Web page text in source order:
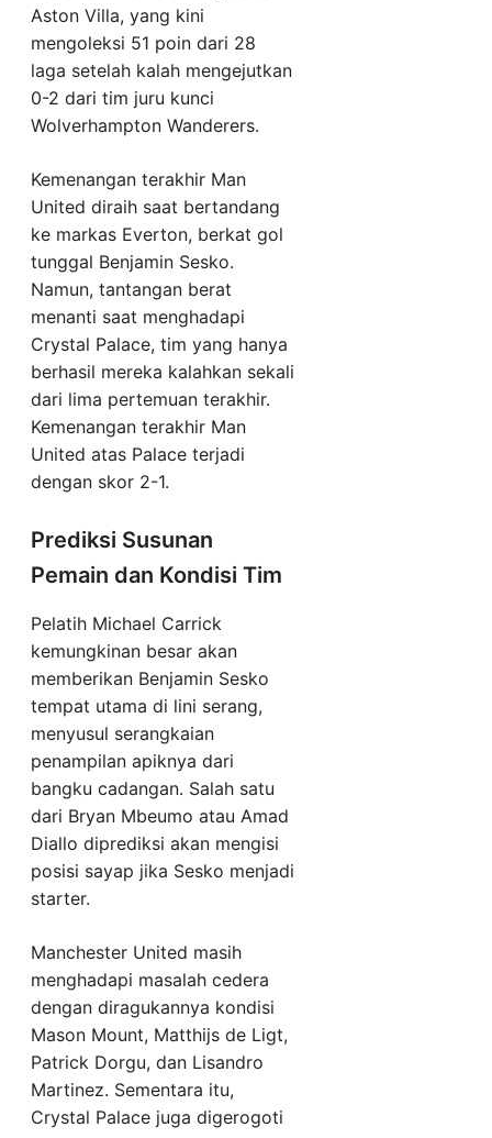
Aston Villa, yang kini
mengoleksi 51 poin dari 28
laga setelah kalah mengejutkan
0-2 dari tim juru kunci
Wolverhampton Wanderers.
Kemenangan terakhir Man
United diraih saat bertandang
ke markas Everton, berkat gol
tunggal Benjamin Sesko.
Namun, tantangan berat
menanti saat menghadapi
Crystal Palace, tim yang hanya
berhasil mereka kalahkan sekali
dari lima pertemuan terakhir.
Kemenangan terakhir Man
United atas Palace terjadi
dengan skor 2-1.
Prediksi Susunan
Pemain dan Kondisi Tim
Pelatih Michael Carrick
kemungkinan besar akan
memberikan Benjamin Sesko
tempat utama di lini serang,
menyusul serangkaian
penampilan apiknya dari
bangku cadangan. Salah satu
dari Bryan Mbeumo atau Amad
Diallo diprediksi akan mengisi
posisi sayap jika Sesko menjadi
starter.
Manchester United masih
menghadapi masalah cedera
dengan diragukannya kondisi
Mason Mount, Matthijs de Ligt,
Patrick Dorgu, dan Lisandro
Martinez. Sementara itu,
Crystal Palace juga digerogoti